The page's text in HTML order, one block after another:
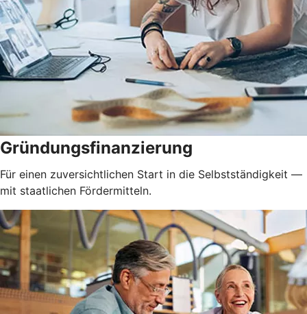
Gründungsfinanzierung
Für einen zuversichtlichen Start in die Selbstständigkeit —
mit staatlichen Fördermitteln.